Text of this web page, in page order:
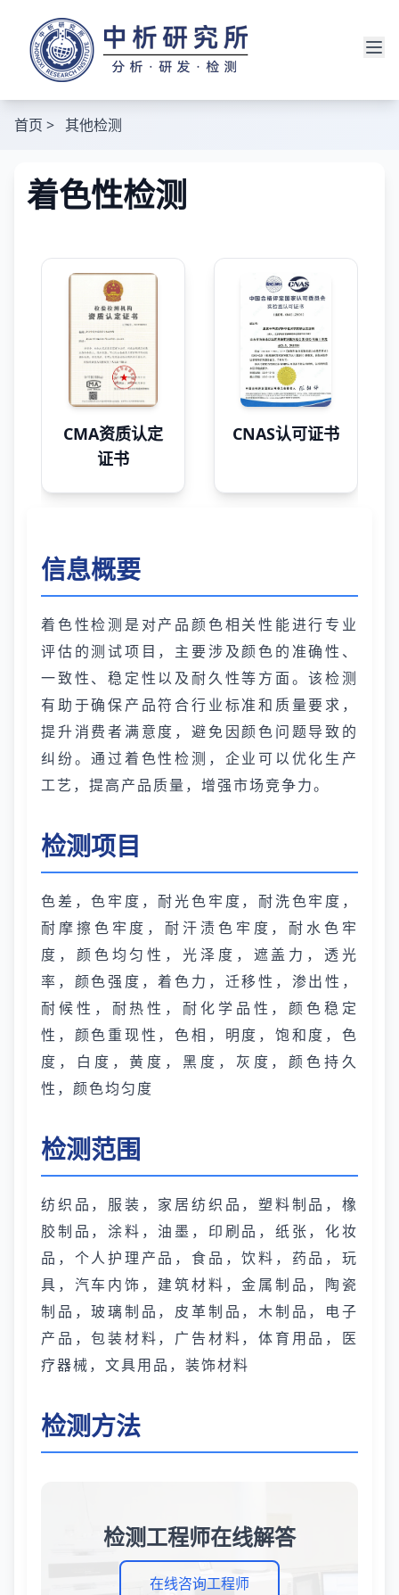
首页 > 其他检测
着色性检测
CMA资质认定
证书
CNAS认可证书
信息概要
着色性检测是对产品颜色相关性能进行专业
评估的测试项目，主要涉及颜色的准确性、
一致性、稳定性以及耐久性等方面。该检测
有助于确保产品符合行业标准和质量要求，
提升消费者满意度，避免因颜色问题导致的
纠纷。通过着色性检测，企业可以优化生产
工艺，提高产品质量，增强市场竞争力。
检测项目
色差，色牢度，耐光色牢度，耐洗色牢度，
耐摩擦色牢度，耐汗渍色牢度，耐水色牢
度，颜色均匀性，光泽度，遮盖力，透光
率，颜色强度，着色力，迁移性，渗出性，
耐候性，耐热性，耐化学品性，颜色稳定
性，颜色重现性，色相，明度，饱和度，色
度，白度，黄度，黑度，灰度，颜色持久
性，颜色均匀度
检测范围
纺织品，服装，家居纺织品，塑料制品，橡
胶制品，涂料，油墨，印刷品，纸张，化妆
品，个人护理产品，食品，饮料，药品，玩
具，汽车内饰，建筑材料，金属制品，陶瓷
制品，玻璃制品，皮革制品，木制品，电子
产品，包装材料，广告材料，体育用品，医
疗器械，文具用品，装饰材料
检测方法
检测工程师在线解答
在线咨询工程师